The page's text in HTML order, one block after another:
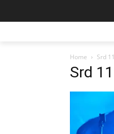
Home Srd 11
Srd 11